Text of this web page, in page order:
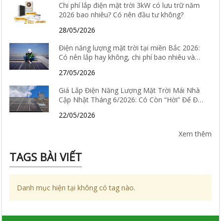
Chi phí lắp điện mặt trời 3kW có lưu trữ năm
2026 bao nhiêu? Có nên đầu tư không?
28/05/2026
Điện năng lượng mặt trời tại miền Bắc 2026:
Có nên lắp hay không, chi phí bao nhiêu và
27/05/2026
Giá Lắp Điện Năng Lượng Mặt Trời Mái Nhà
Cập Nhật Tháng 6/2026: Có Còn “Hời” Để Đầu
22/05/2026
Xem thêm
TAGS BÀI VIẾT
Danh mục hiện tại không có tag nào.